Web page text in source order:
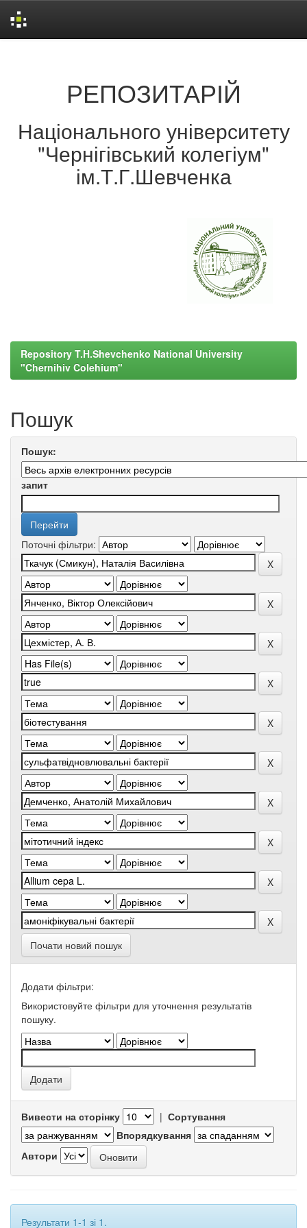
РЕПОЗИТАРІЙ
Національного університету
"Чернігівський колегіум"
ім.Т.Г.Шевченка
Repository T.H.Shevchenko National University
"Chernihiv Colehium"
Пошук
Пошук:
запит
Поточні фільтри:
Почати новий пошук
Додати фільтри:
Використовуйте фільтри для уточнення результатів
пошуку.
Вивести на сторінку | Сортування
Впорядкування
Автори
Результати 1-1 зі 1.